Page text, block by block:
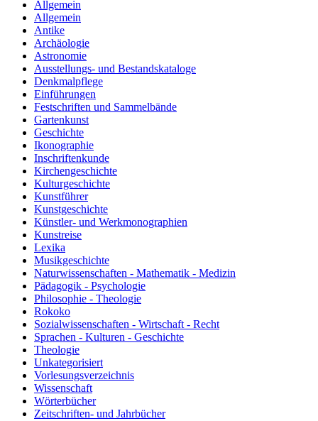
Allgemein
Allgemein
Antike
Archäologie
Astronomie
Ausstellungs- und Bestandskataloge
Denkmalpflege
Einführungen
Festschriften und Sammelbände
Gartenkunst
Geschichte
Ikonographie
Inschriftenkunde
Kirchengeschichte
Kulturgeschichte
Kunstführer
Kunstgeschichte
Künstler- und Werkmonographien
Kunstreise
Lexika
Musikgeschichte
Naturwissenschaften - Mathematik - Medizin
Pädagogik - Psychologie
Philosophie - Theologie
Rokoko
Sozialwissenschaften - Wirtschaft - Recht
Sprachen - Kulturen - Geschichte
Theologie
Unkategorisiert
Vorlesungsverzeichnis
Wissenschaft
Wörterbücher
Zeitschriften- und Jahrbücher